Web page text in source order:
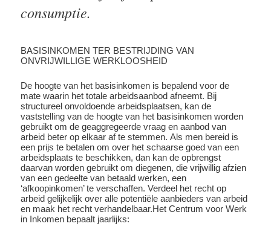
consumptie.
BASISINKOMEN TER BESTRIJDING VAN
ONVRIJWILLIGE WERKLOOSHEID
De hoogte van het basisinkomen is bepalend voor de
mate waarin het totale arbeidsaanbod afneemt. Bij
structureel onvoldoende arbeidsplaatsen, kan de
vaststelling van de hoogte van het basisinkomen worden
gebruikt om de geaggregeerde vraag en aanbod van
arbeid beter op elkaar af te stemmen. Als men bereid is
een prijs te betalen om over het schaarse goed van een
arbeidsplaats te beschikken, dan kan de opbrengst
daarvan worden gebruikt om diegenen, die vrijwillig afzien
van een gedeelte van betaald werken, een
‘afkoopinkomen’ te verschaffen. Verdeel het recht op
arbeid gelijkelijk over alle potentiële aanbieders van arbeid
en maak het recht verhandelbaar.Het Centrum voor Werk
in Inkomen bepaalt jaarlijks: